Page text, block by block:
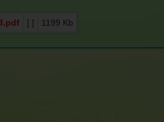
[ ] 1199 Kb